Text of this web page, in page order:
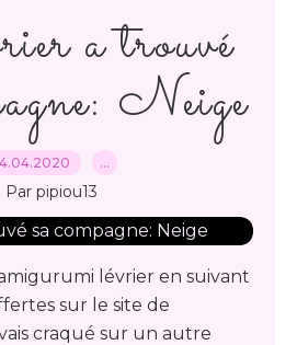
a trouvé
Neige
…
Par pipiou13
lévrier en suivant
sur le site de
craqué sur un autre